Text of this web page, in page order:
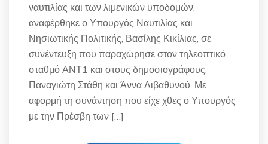
ναυτιλίας και των λιμενικών υποδομών,
αναφέρθηκε ο Υπουργός Ναυτιλίας και
Νησιωτικής Πολιτικής, Βασίλης Κικίλιας, σε
συνέντευξη που παραχώρησε στον τηλεοπτικό
σταθμό ΑΝΤ1 και στους δημοσιογράφους,
Παναγιώτη Στάθη και Άννα Λιβαθυνού. Με
αφορμή τη συνάντηση που είχε χθες ο Υπουργός
με την Πρέσβη των […]